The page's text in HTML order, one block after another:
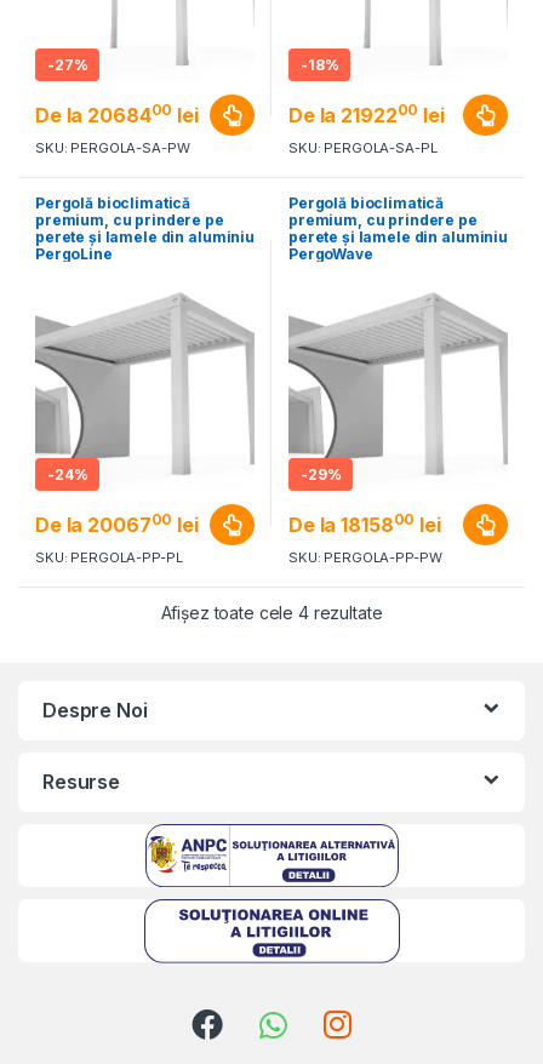
-27%
De la 2068400 lei
SKU: PERGOLA-SA-PW
-18%
De la 2192200 lei
SKU: PERGOLA-SA-PL
Pergolă bioclimatică
premium, cu prindere pe
perete și lamele din aluminiu
PergoLine
-24%
De la 2006700 lei
SKU: PERGOLA-PP-PL
Pergolă bioclimatică
premium, cu prindere pe
perete și lamele din aluminiu
PergoWave
-29%
De la 1815800 lei
SKU: PERGOLA-PP-PW
Afișez toate cele 4 rezultate
Despre Noi
Resurse
Kriszta
Typically replies within a day